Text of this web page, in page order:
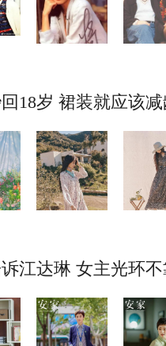
18岁 裙装就应该
江达琳 女主光环